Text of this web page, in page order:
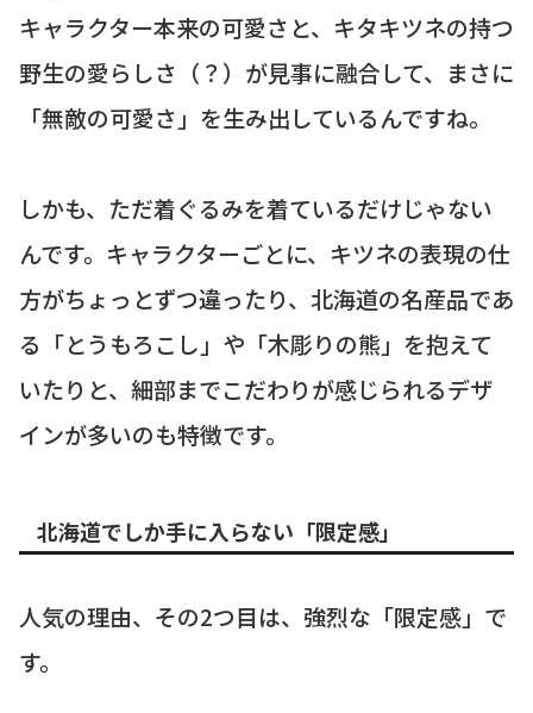
キャラクター本来の可愛さと、キタキツネの持つ
野生の愛らしさ（？）が見事に融合して、まさに
「無敵の可愛さ」を生み出しているんですね。
しかも、ただ着ぐるみを着ているだけじゃない
んです。キャラクターごとに、キツネの表現の仕
方がちょっとずつ違ったり、北海道の名産品であ
る「とうもろこし」や「木彫りの熊」を抱えて
いたりと、細部までこだわりが感じられるデザ
インが多いのも特徴です。
北海道でしか手に入らない「限定感」
人気の理由、その2つ目は、強烈な「限定感」で
す。